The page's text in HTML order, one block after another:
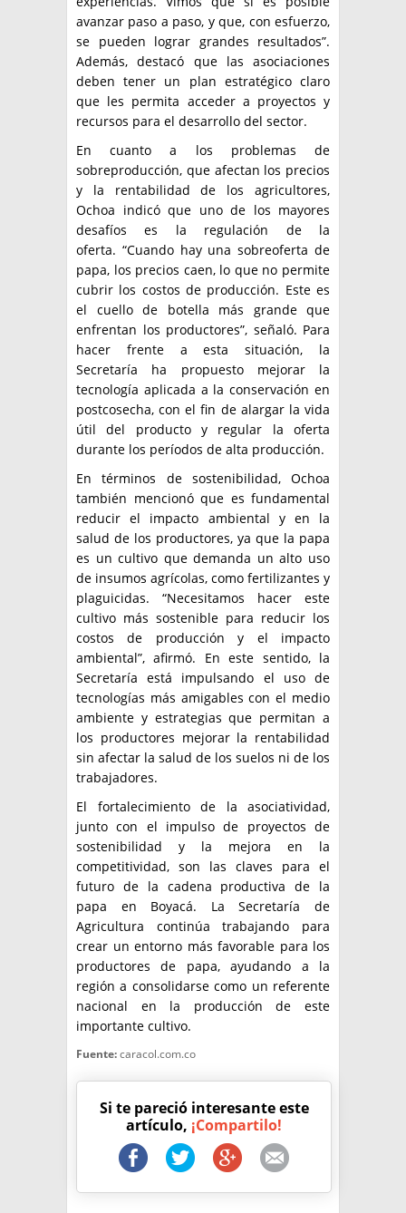
avanzar paso a paso, y que, con esfuerzo,
se pueden lograr grandes resultados”.
Además, destacó que las asociaciones
deben tener un plan estratégico claro
que les permita acceder a proyectos y
recursos para el desarrollo del sector.
En cuanto a los problemas de
sobreproducción, que afectan los precios
y la rentabilidad de los agricultores,
Ochoa indicó que uno de los mayores
desafíos es la regulación de la
oferta. “Cuando hay una sobreoferta de
papa, los precios caen, lo que no permite
cubrir los costos de producción. Este es
el cuello de botella más grande que
enfrentan los productores”, señaló. Para
hacer frente a esta situación, la
Secretaría ha propuesto mejorar la
tecnología aplicada a la conservación en
postcosecha, con el fin de alargar la vida
útil del producto y regular la oferta
durante los períodos de alta producción.
En términos de sostenibilidad, Ochoa
también mencionó que es fundamental
reducir el impacto ambiental y en la
salud de los productores, ya que la papa
es un cultivo que demanda un alto uso
de insumos agrícolas, como fertilizantes y
plaguicidas. “Necesitamos hacer este
cultivo más sostenible para reducir los
costos de producción y el impacto
ambiental”, afirmó. En este sentido, la
Secretaría está impulsando el uso de
tecnologías más amigables con el medio
ambiente y estrategias que permitan a
los productores mejorar la rentabilidad
sin afectar la salud de los suelos ni de los
trabajadores.
El fortalecimiento de la asociatividad,
junto con el impulso de proyectos de
sostenibilidad y la mejora en la
competitividad, son las claves para el
futuro de la cadena productiva de la
papa en Boyacá. La Secretaría de
Agricultura continúa trabajando para
crear un entorno más favorable para los
productores de papa, ayudando a la
región a consolidarse como un referente
nacional en la producción de este
importante cultivo.
Fuente:caracol.com.co
Si te pareció interesante este
artículo, ¡Compartilo!